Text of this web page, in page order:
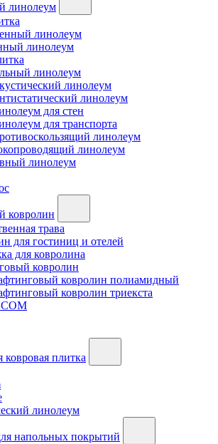
линолеум
линолеум
линолеум
линолеум
линолеум
линолеум
для стен
для транспорта
линолеум
линолеум
линолеум
ковролин
трава
для гостиниц и отелей
для ковролина
ковролин
ковролин полиамидный
ковролин триекста
ковровая плитка
линолеум
напольных покрытий